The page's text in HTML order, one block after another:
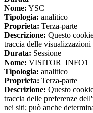
Nome: YSC
Tipologia: analitico
Proprieta: Terza-parte
Descrizione: Questo
traccia delle
Durata: Sessione
Nome:
Tipologia: analitico
Proprieta: Terza-parte
Descrizione: Questo
traccia delle preferenze
nei siti; può anche